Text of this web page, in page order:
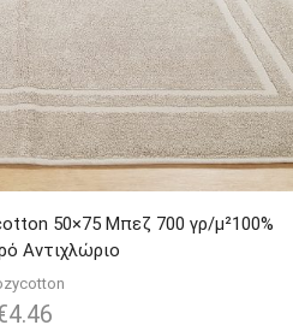
50×75 Μπεζ 700 γρ/μ²100%
Αντιχλώριο
4.46